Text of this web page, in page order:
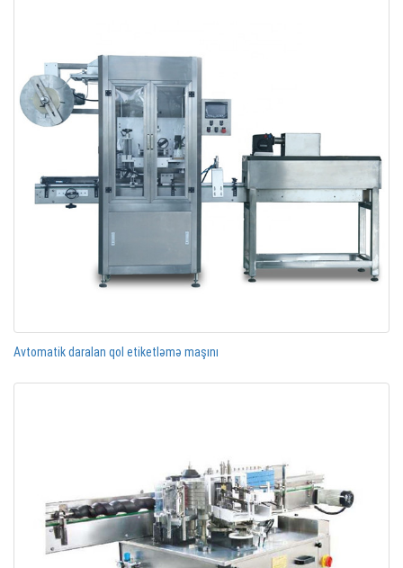
Avtomatik daralan qol etiketləmə maşını